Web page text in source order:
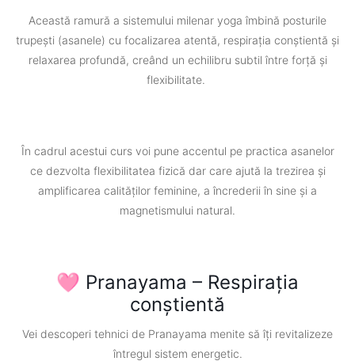
Această ramură a sistemului milenar yoga îmbină posturile
trupești (asanele) cu focalizarea atentă, respirația conștientă și
relaxarea profundă, creând un echilibru subtil între forță și
flexibilitate.
În cadrul acestui curs voi pune accentul pe practica asanelor
ce dezvolta flexibilitatea fizică dar care ajută la trezirea și
amplificarea calităților feminine, a încrederii în sine și a
magnetismului natural.
🩷 Pranayama – Respirația
conștientă
Vei descoperi tehnici de Pranayama menite să îți revitalizeze
întregul sistem energetic.